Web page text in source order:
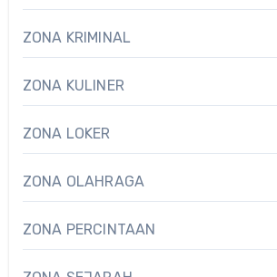
ZONA KRIMINAL
ZONA KULINER
ZONA LOKER
ZONA OLAHRAGA
ZONA PERCINTAAN